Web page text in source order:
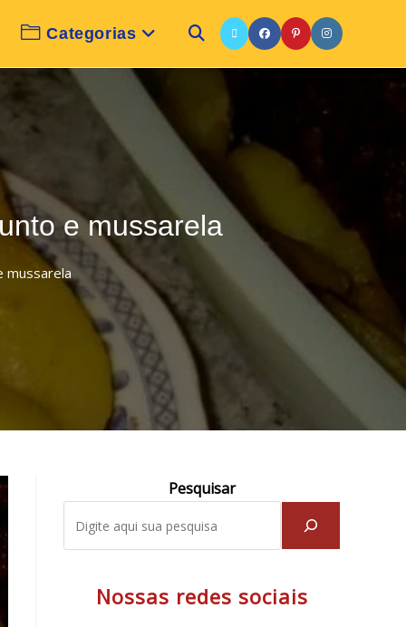
Categorias Alternar
do
site
e mussarela
mussarela
Pesquisar
Nossas redes sociais